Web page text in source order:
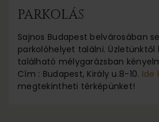
PARKOLÁS
Sajnos Budapest belvárosában
parkolóhelyet találni. Üzletünktől
található mélygarázsban
Cím : Budapest, Király u.8-10. Ide
megtekintheti térképünket!